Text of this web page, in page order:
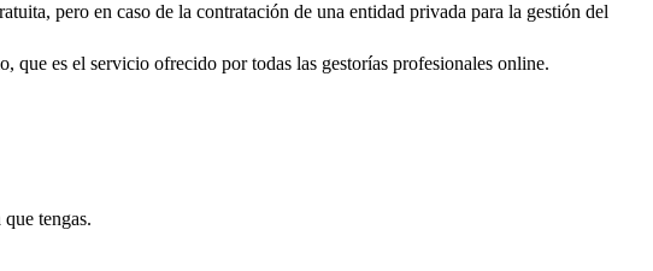
pero en caso de la contratación de una entidad privada para la gestión del
es el servicio ofrecido por todas las gestorías profesionales online.
tengas.